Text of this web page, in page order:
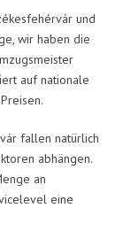
und
wir haben die
auf nationale
fallen natürlich
abhängen.
an
eine